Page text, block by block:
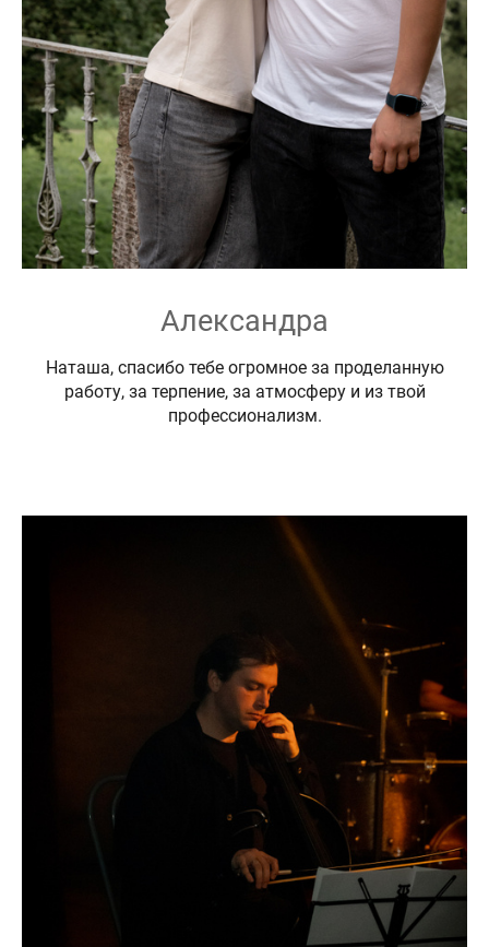
Александра
Наташа, спасибо тебе огромное за проделанную
работу, за терпение, за атмосферу и из твой
профессионализм.